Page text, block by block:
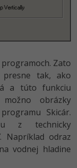
Zato
tak, ako
a túto funkciu
obrázky
Skicár.
z technicky
Napríklad odraz
vodnej hladine